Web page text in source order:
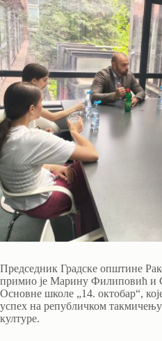
Председник Градске општине
примио је Марину Филиповић и
Основне школе „14. октобар“,
успех на републичком такмичењу
културе.